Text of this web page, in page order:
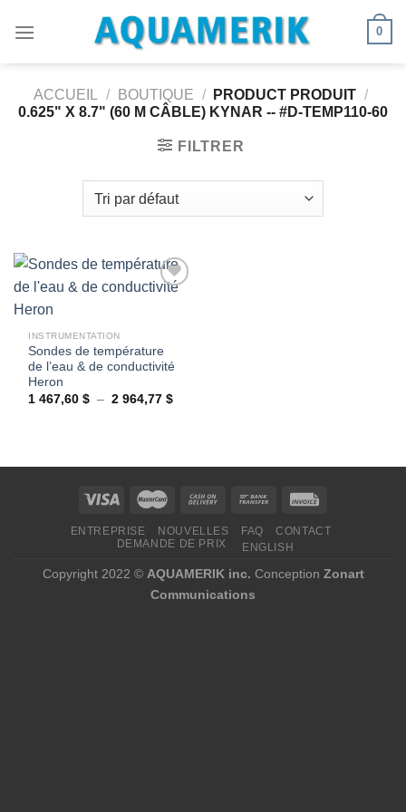
0
ACCUEIL / BOUTIQUE / PRODUCT PRODUIT /
0.625" X 8.7" (60 M CÂBLE) KYNAR -- #D-TEMP110-60
FILTRER
wishlist
INSTRUMENTATION
Sondes de température
de l’eau & de conductivité
Heron
1 467,60$ – 2 964,77$Plage
2
ENTREPRISE NOUVELLES FAQ
CONTACT
DEMANDE DE PRIX
ENGLISH
Copyright 2022 © AQUAMERIK inc. Conception Zonart
Communications